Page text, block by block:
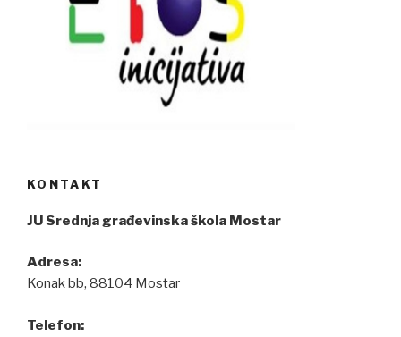
KONTAKT
JU Srednja građevinska škola Mostar
Adresa:
Konak bb, 88104 Mostar
Telefon: